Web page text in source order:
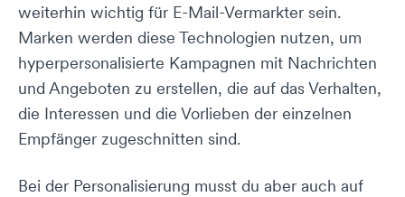
weiterhin wichtig für E-Mail-Vermarkter sein.
Marken werden diese Technologien nutzen, um
hyperpersonalisierte Kampagnen mit Nachrichten
und Angeboten zu erstellen, die auf das Verhalten,
die Interessen und die Vorlieben der einzelnen
Empfänger zugeschnitten sind.
Bei der Personalisierung musst du aber auch auf